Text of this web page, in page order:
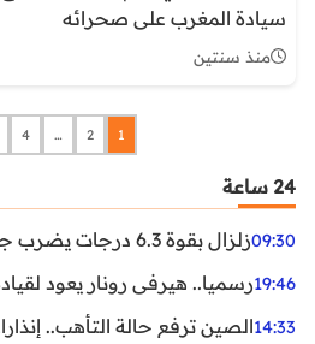
سيادة المغرب على صحرائه
منذ سنتين
1
2
…
4
24 ساعة
09:30زلزال بقوة 6.3 درجات يضرب جنوب الفلبين.. ولا تحذير من تسونامي حتى الآن
19:46رسميا.. هيرفي رونار يعود
14:33الصين ترفع حالة التأهب..